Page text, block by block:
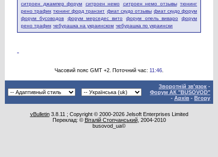
ситроен джампер форум
ситроен немо ситроен немо отзывы тюнинг
рено трафик тюнинг форд транзит фиат скудо отзывы фиат скудо форум
форум бусоводов
форум мерседес вито форум опель виваро
форум
рено трафик чебурашка на украинском чебурашка по украински
Часовий пояс GMT +2. Поточний час: 11:46
Зворотній зв'язок -
Форум АК "BUSOVOD"
- Архів - Вгору
vBulletin3.8.11 ; Copyright © 2000-2026 Jelsoft Enterprises Limited
Переклад: © Віталій Стопчанський, 2004-2010
busovod_ua©